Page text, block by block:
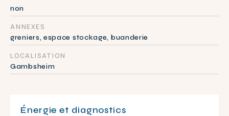
non
ANNEXES
greniers, espace stockage, buanderie
LOCALISATION
Gambsheim
Énergie et diagnostics